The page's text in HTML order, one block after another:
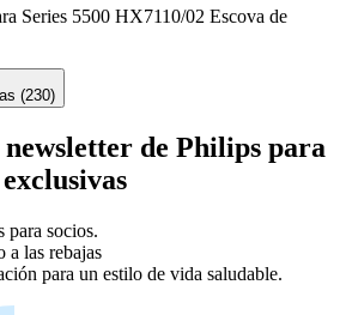
Series 5500 HX7110/02 Escova de
(230)
newsletter de Philips para
para socios.
a las rebajas
para un estilo de vida saludable.